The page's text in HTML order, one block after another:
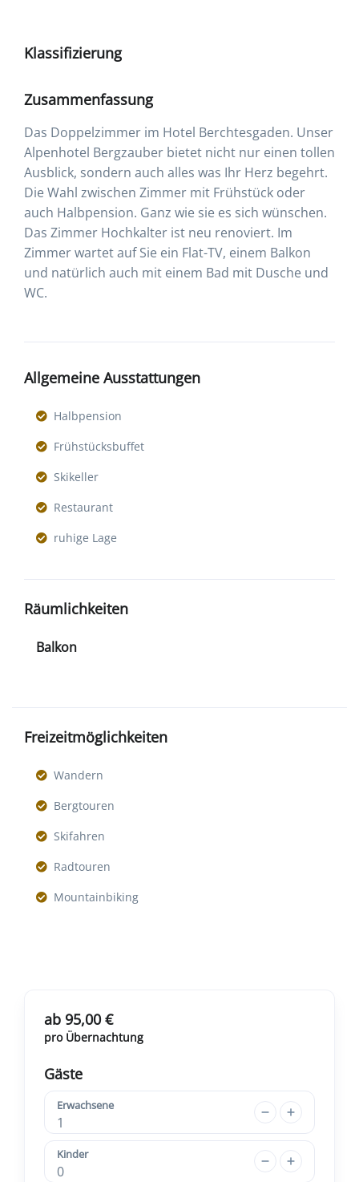
Klassifizierung
Zusammenfassung
Das Doppelzimmer im Hotel Berchtesgaden. Unser
Alpenhotel Bergzauber bietet nicht nur einen tollen
Ausblick, sondern auch alles was Ihr Herz begehrt.
Die Wahl zwischen Zimmer mit Frühstück oder
auch Halbpension. Ganz wie sie es sich wünschen.
Das Zimmer Hochkalter ist neu renoviert. Im
Zimmer wartet auf Sie ein Flat-TV, einem Balkon
und natürlich auch mit einem Bad mit Dusche und
WC.
Allgemeine Ausstattungen
Halbpension
Frühstücksbuffet
Skikeller
Restaurant
ruhige Lage
Räumlichkeiten
Balkon
Freizeitmöglichkeiten
Wandern
Bergtouren
Skifahren
Radtouren
Mountainbiking
ab 95,00 €
pro Übernachtung
Gäste
Erwachsene
1
Kinder
0